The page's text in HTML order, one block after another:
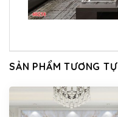
SẢN PHẨM TƯƠNG TỰ